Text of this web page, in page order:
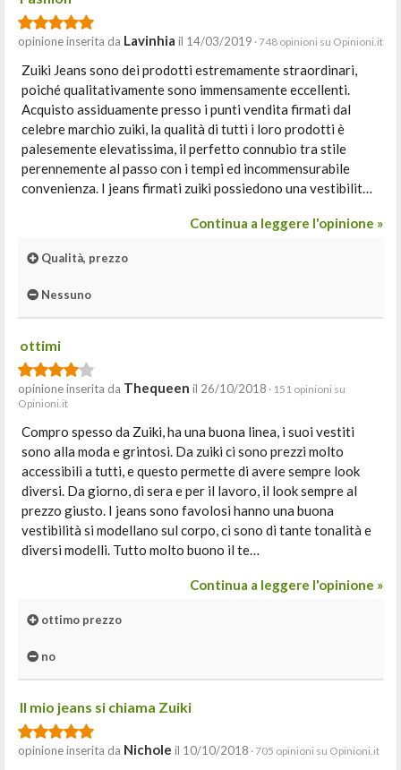
opinione inserita da Lavinhia il 14/03/2019 · 748 opinioni su Opinioni.it
Zuiki Jeans sono dei prodotti estremamente straordinari,
poiché qualitativamente sono immensamente eccellenti.
Acquisto assiduamente presso i punti vendita firmati dal
celebre marchio zuiki, la qualità di tutti i loro prodotti è
palesemente elevatissima, il perfetto connubio tra stile
perennemente al passo con i tempi ed incommensurabile
convenienza. I jeans firmati zuiki possiedono una vestibilit…
Continua a leggere l'opinione »
Qualità, prezzo
Nessuno
ottimi
opinione inserita da Thequeen il 26/10/2018 · 151 opinioni su
Opinioni.it
Compro spesso da Zuiki, ha una buona linea, i suoi vestiti
sono alla moda e grintosi. Da zuiki ci sono prezzi molto
accessibili a tutti, e questo permette di avere sempre look
diversi. Da giorno, di sera e per il lavoro, il look sempre al
prezzo giusto. I jeans sono favolosi hanno una buona
vestibilità si modellano sul corpo, ci sono di tante tonalità e
diversi modelli. Tutto molto buono il te…
Continua a leggere l'opinione »
ottimo prezzo
no
Il mio jeans si chiama Zuiki
opinione inserita da Nichole il 10/10/2018 · 705 opinioni su Opinioni.it